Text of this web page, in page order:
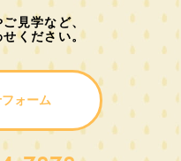
見学など、
ください。
ォーム